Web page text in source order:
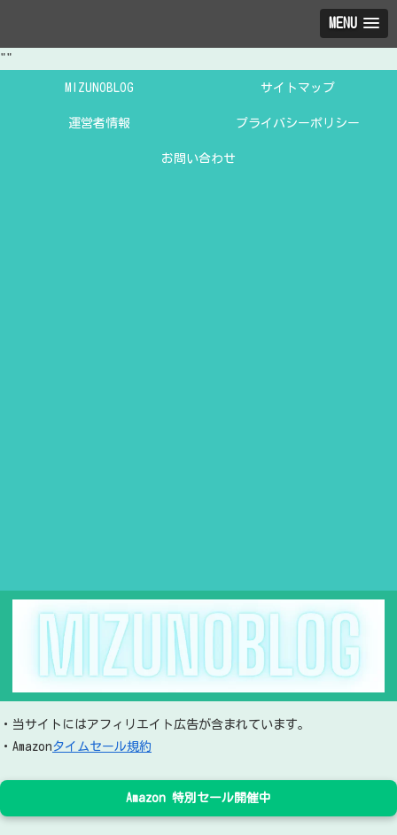
MENU
""
MIZUNOBLOG サイトマップ
運営者情報 プライバシーポリシー
お問い合わせ
・当サイトにはアフィリエイト広告が含まれています。
・Amazonタイムセール規約
Amazon 特別セール開催中